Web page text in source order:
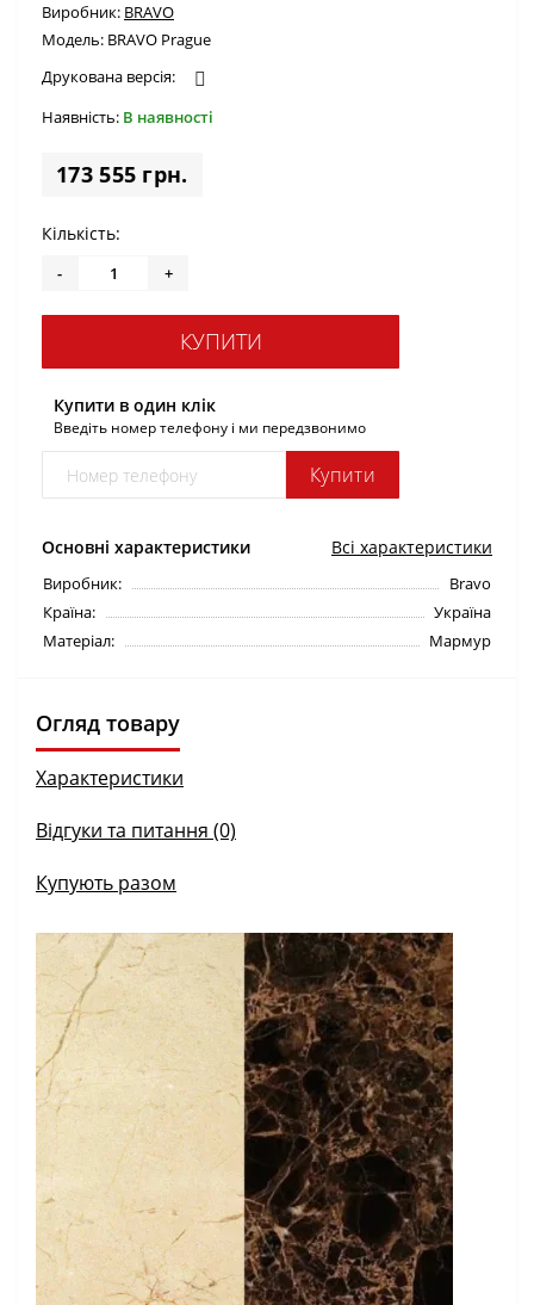
Виробник: BRAVO
Модель: BRAVO Prague
Друкована версія:
Наявність: В наявності
173 555 грн.
Основні характеристики Всі характеристики
Виробник:
Bravo
Країна:
Україна
Матеріал:
Мармур
Кількість:
- +
КУПИТИ
Купити в один клік
Введіть номер телефону і ми передзвонимо
Купити
Огляд товару
Характеристики
Відгуки та питання (0)
Купують разом